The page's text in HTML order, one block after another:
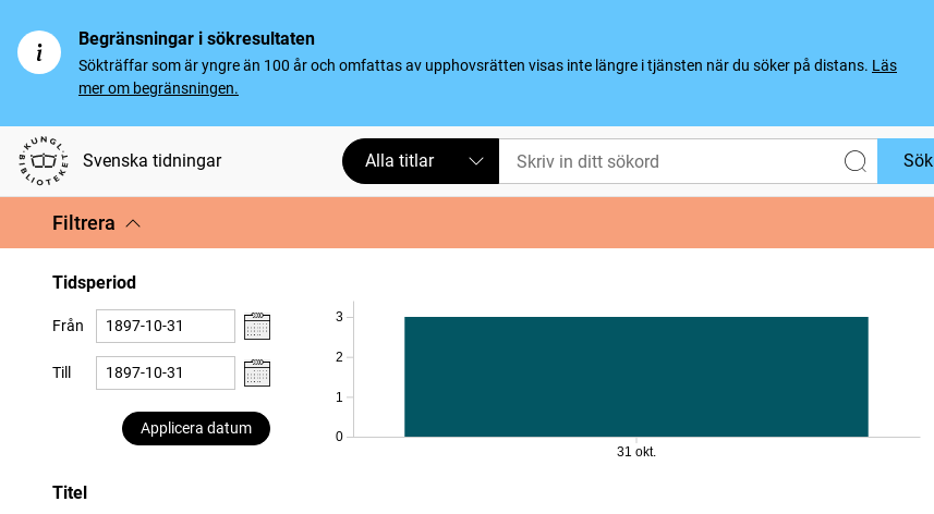
Begränsningar i sökresultaten
Sökträffar som är yngre än 100 år och omfattas av upphovsrätten visas inte längre i tjänsten när du söker på distans. Läs
mer om begränsningen.
Svenska tidningar Alla titlar Sök
Filtrera
Tidsperiod
Från
Till
Applicera datum
0
1
2
3
31 okt.
Titel